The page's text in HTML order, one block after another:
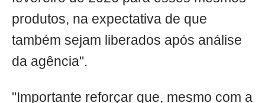
produtos, na expectativa de que
também sejam liberados após análise
da agência".
"Importante reforçar que, mesmo com a